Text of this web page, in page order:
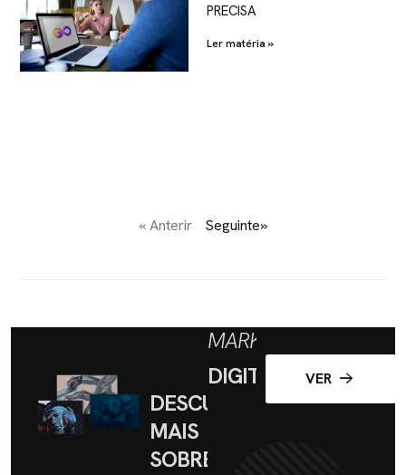
PRECISA
Ler matéria »
« Anterir Seguinte»
DESCUBRA
MAIS
SOBRE
MARKETING
DIGITAL
VER